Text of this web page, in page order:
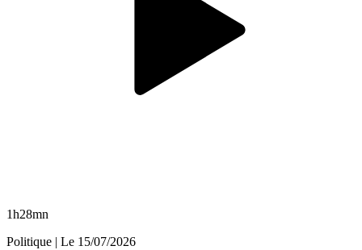
1h28mn
Politique | Le 15/07/2026